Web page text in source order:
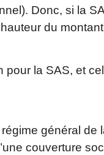
Donc, si la
du
pour la SAS, et
général de
couverture